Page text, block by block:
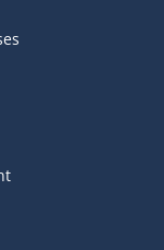
s'ouvrira